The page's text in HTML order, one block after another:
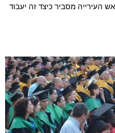
העירייה מסביר כיצד זה יעבוד